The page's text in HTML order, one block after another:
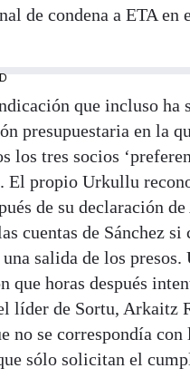
de condena a ETA en
que incluso ha
presupuestaria en la
los tres socios
El propio Urkullu
de su declaración
cuentas de Sánchez si
salida de los presos.
que horas después
líder de Sortu, Arkaitz
no se correspondía con
sólo solicitan el